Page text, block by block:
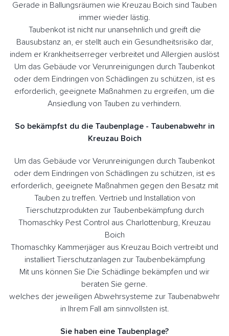
Gerade in Ballungsräumen wie Kreuzau Boich sind Tauben
immer wieder lästig.
Taubenkot ist nicht nur unansehnlich und greift die
Bausubstanz an, er stellt auch ein Gesundheitsrisiko dar,
indem er Krankheitserreger verbreitet und Allergien auslöst
Um das Gebäude vor Verunreinigungen durch Taubenkot
oder dem Eindringen von Schädlingen zu schützen, ist es
erforderlich, geeignete Maßnahmen zu ergreifen, um die
Ansiedlung von Tauben zu verhindern.
So bekämpfst du die Taubenplage - Taubenabwehr in
Kreuzau Boich
Um das Gebäude vor Verunreinigungen durch Taubenkot
oder dem Eindringen von Schädlingen zu schützen, ist es
erforderlich, geeignete Maßnahmen gegen den Besatz mit
Tauben zu treffen. Vertrieb und Installation von
Tierschutzprodukten zur Taubenbekämpfung durch
Thomaschky Pest Control aus Charlottenburg, Kreuzau
Boich
Thomaschky Kammerjäger aus Kreuzau Boich vertreibt und
installiert Tierschutzanlagen zur Taubenbekämpfung
Mit uns können Sie Die Schädlinge bekämpfen und wir
beraten Sie gerne.
welches der jeweiligen Abwehrsysteme zur Taubenabwehr
in Ihrem Fall am sinnvollsten ist.
Sie haben eine Taubenplage?